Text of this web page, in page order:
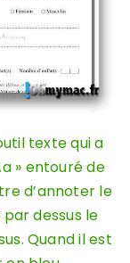
texte qui a
» entouré de
d’annoter le
par dessus le
Quand il est